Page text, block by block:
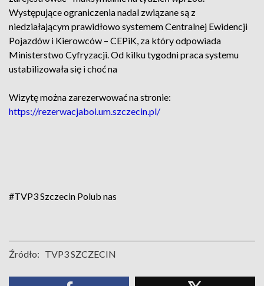
Występujące ograniczenia nadal związane są z
niedziałającym prawidłowo systemem Centralnej Ewidencji
Pojazdów i Kierowców – CEPiK, za który odpowiada
Ministerstwo Cyfryzacji. Od kilku tygodni praca systemu
ustabilizowała się i choć na
Wizytę można zarezerwować na stronie:
https://rezerwacjaboi.um.szczecin.pl/
#TVP3 Szczecin Polub nas
Źródło: TVP3 SZCZECIN